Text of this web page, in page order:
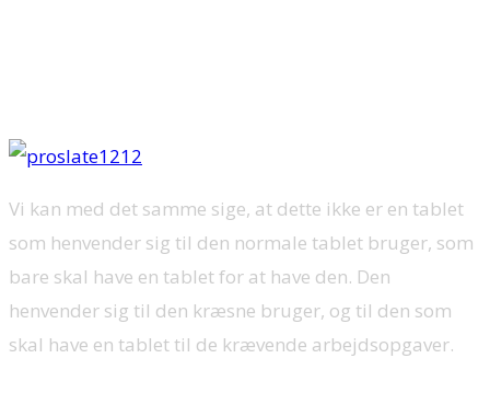
Vi kan med det samme sige, at dette ikke er en tablet
som henvender sig til den normale tablet bruger, som
bare skal have en tablet for at have den. Den
henvender sig til den kræsne bruger, og til den som
skal have en tablet til de krævende arbejdsopgaver.